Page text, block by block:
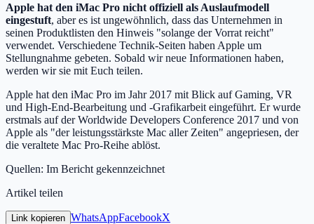
Apple hat den iMac Pro nicht offiziell als Auslaufmodell
eingestuft, aber es ist ungewöhnlich, dass das Unternehmen in
seinen Produktlisten den Hinweis "solange der Vorrat reicht"
verwendet. Verschiedene Technik-Seiten haben Apple um
Stellungnahme gebeten. Sobald wir neue Informationen haben,
werden wir sie mit Euch teilen.
Apple hat den iMac Pro im Jahr 2017 mit Blick auf Gaming, VR
und High-End-Bearbeitung und -Grafikarbeit eingeführt. Er wurde
erstmals auf der Worldwide Developers Conference 2017 und von
Apple als "der leistungsstärkste Mac aller Zeiten" angepriesen, der
die veraltete Mac Pro-Reihe ablöst.
Quellen: Im Bericht gekennzeichnet
Artikel teilen
Link kopieren WhatsAppFacebookX